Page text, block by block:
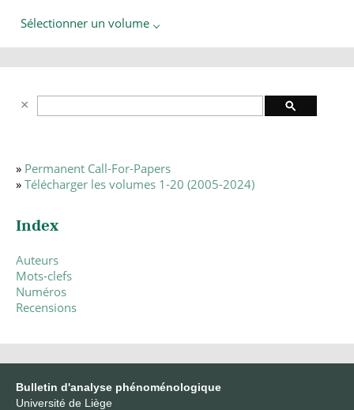
Sélectionner un volume
» Permanent Call-For-Papers
» Télécharger les volumes 1-20 (2005-2024)
Index
Auteurs
Mots-clefs
Numéros
Recensions
Bulletin d'analyse phénoménologique
Université de Liège